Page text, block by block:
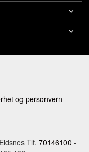
og personvern
Tlf. 70146100 -